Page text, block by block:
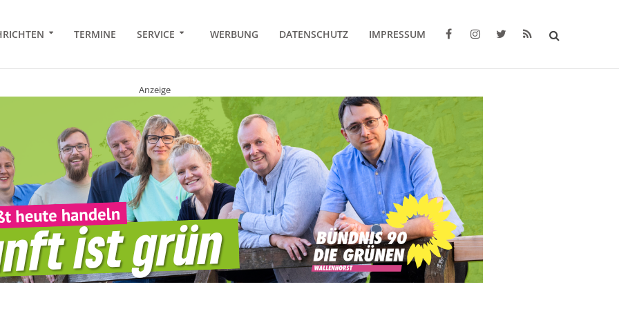
TERMINE SERVICE WERBUNG DATENSCHUTZ IMPRESSUM
Anzeige